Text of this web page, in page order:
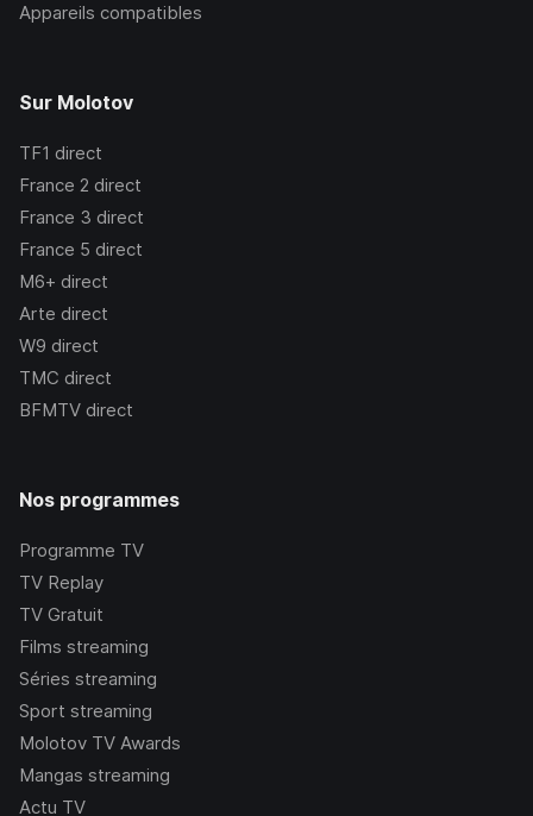
Appareils compatibles
Sur Molotov
TF1 direct
France 2 direct
France 3 direct
France 5 direct
M6+ direct
Arte direct
W9 direct
TMC direct
BFMTV direct
Nos programmes
Programme TV
TV Replay
TV Gratuit
Films streaming
Séries streaming
Sport streaming
Molotov TV Awards
Mangas streaming
Actu TV